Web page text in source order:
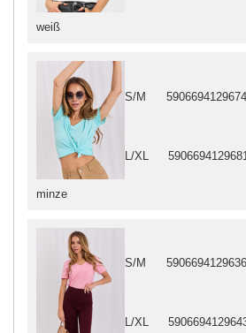
weiß
minze
S/M 5906694129674
L/XL
S/M 5906694129636
L/XL